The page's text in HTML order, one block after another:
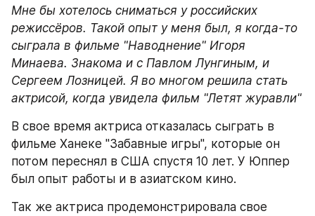
Мне бы хотелось сниматься у российских
режиссёров. Такой опыт у меня был, я когда-то
сыграла в фильме "Наводнение" Игоря
Минаева. Знакома и с Павлом Лунгиным, и
Сергеем Лозницей. Я во многом решила стать
актрисой, когда увидела фильм "Летят журавли"
В свое время актриса отказалась сыграть в
фильме Ханеке "Забавные игры", которые он
потом переснял в США спустя 10 лет. У Юппер
был опыт работы и в азиатском кино.
Так же актриса продемонстрировала свое